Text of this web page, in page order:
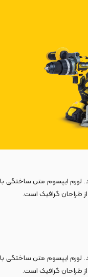
لورم ایپسوم متن ساختگی با
طراحان گرافیک است.
لورم ایپسوم متن ساختگی با
طراحان گرافیک است.